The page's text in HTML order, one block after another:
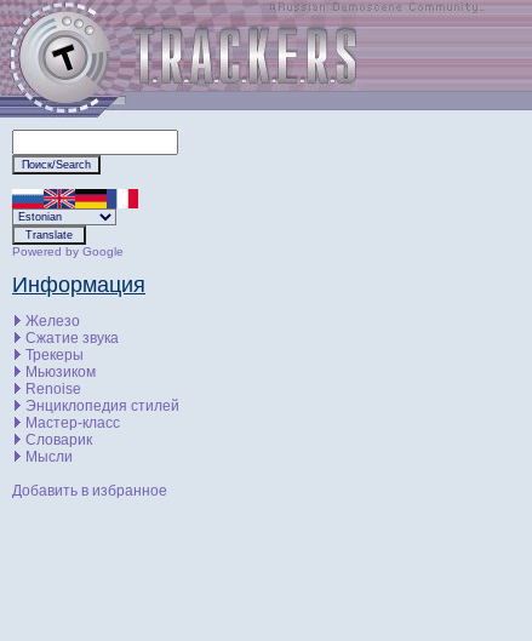
Powered by Google
Информация
Железо
Сжатие звука
Трекеры
Мьюзиком
Renoise
Энциклопедия стилей
Мастер-класс
Словарик
Мысли
Добавить в избранное